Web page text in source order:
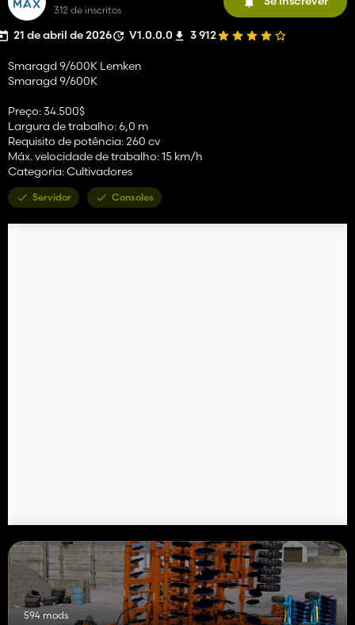
312 de inscritos
21 de abril de 2026 V1.0.0.0 3 912
Smaragd 9/600K Lemken
Smaragd 9/600K
Preço: 34.500$
Largura de trabalho: 6,0 m
Requisito de potência: 260 cv
Máx. velocidade de trabalho: 15 km/h
Categoria: Cultivadores
Servidor Consoles
594 mods